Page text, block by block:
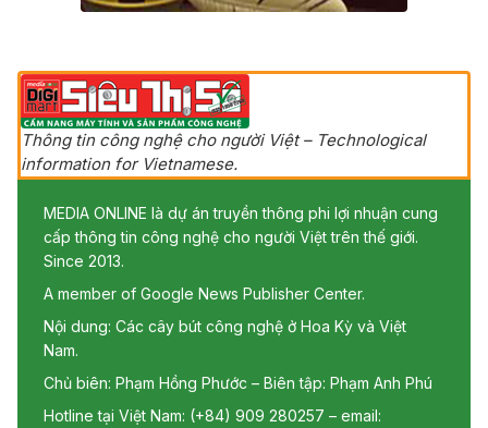
Thông tin công nghệ cho người Việt – Technological
information for Vietnamese.
MEDIA ONLINE là dự án truyền thông phi lợi nhuận cung
cấp thông tin công nghệ cho người Việt trên thế giới.
Since 2013.
A member of Google News Publisher Center.
Nội dung: Các cây bút công nghệ ở Hoa Kỳ và Việt
Nam.
Chủ biên: Phạm Hồng Phước – Biên tập: Phạm Anh Phú
Hotline tại Việt Nam: (+84) 909 280257 – email: